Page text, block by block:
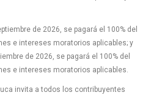
de 2026, se pagará el 100% del
e intereses moratorios aplicables; y
de 2026, se pagará el 100% del
e intereses moratorios aplicables.
invita a todos los contribuyentes